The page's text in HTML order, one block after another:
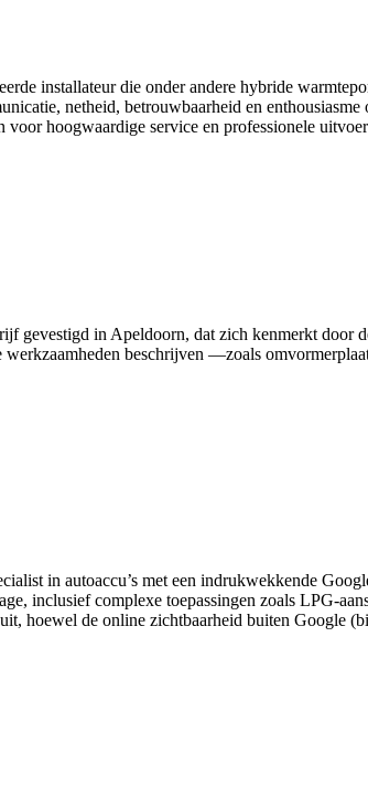
installateur die onder andere hybride
netheid, betrouwbaarheid en
hoogwaardige service en professionele
gevestigd in Apeldoorn, dat zich kenmerkt door
beschrijven —zoals
in autoaccu’s met een indrukwekkende
inclusief complexe toepassingen zoals LPG-
hoewel de online zichtbaarheid buiten Google